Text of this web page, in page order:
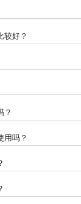
较好？
？
用吗？